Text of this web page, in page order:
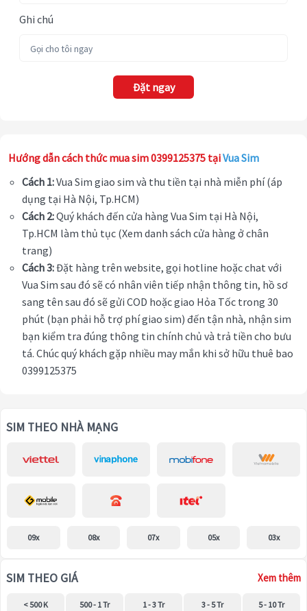
Ghi chú
Đặt ngay
Hướng dẫn cách thức mua sim 0399125375 tạiVua Sim
Cách 1:Vua Sim giao sim và thu tiền tại nhà miễn phí (áp
dụng tại Hà Nội, Tp.HCM)
Cách 2:Quý khách đến cửa hàng Vua Sim tại Hà Nội,
Tp.HCM làm thủ tục (Xem danh sách cửa hàng ở chân
trang)
Cách 3:Đặt hàng trên website, gọi hotline hoặc chat với
Vua Sim sau đó sẽ có nhân viên tiếp nhận thông tin, hồ sơ
sang tên sau đó sẽ gửi COD hoặc giao Hỏa Tốc trong 30
phút (bạn phải hỗ trợ phí giao sim) đến tận nhà, nhận sim
bạn kiểm tra đúng thông tin chính chủ và trả tiền cho bưu
tá. Chúc quý khách gặp nhiều may mắn khi sở hữu thuê bao
0399125375
SIM THEO NHÀ MẠNG
09x 08x 07x 05x 03x
SIM THEO GIÁ Xem thêm
< 500 K 500 - 1 Tr 1 - 3 Tr 3 - 5 Tr 5 - 10 Tr